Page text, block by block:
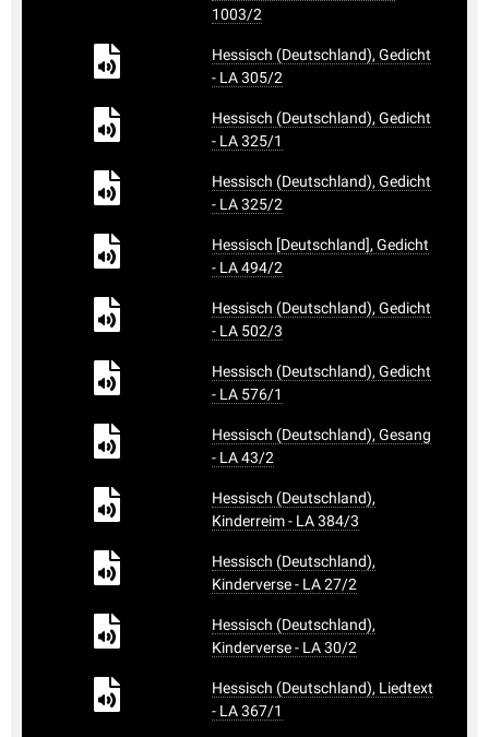
1003/2
Hessisch (Deutschland), Gedicht
- LA 305/2
Hessisch (Deutschland), Gedicht
- LA 325/1
Hessisch (Deutschland), Gedicht
- LA 325/2
Hessisch [Deutschland], Gedicht
- LA 494/2
Hessisch (Deutschland), Gedicht
- LA 502/3
Hessisch (Deutschland), Gedicht
- LA 576/1
Hessisch (Deutschland), Gesang
- LA 43/2
Hessisch (Deutschland),
Kinderreim - LA 384/3
Hessisch (Deutschland),
Kinderverse - LA 27/2
Hessisch (Deutschland),
Kinderverse - LA 30/2
Hessisch (Deutschland), Liedtext
- LA 367/1